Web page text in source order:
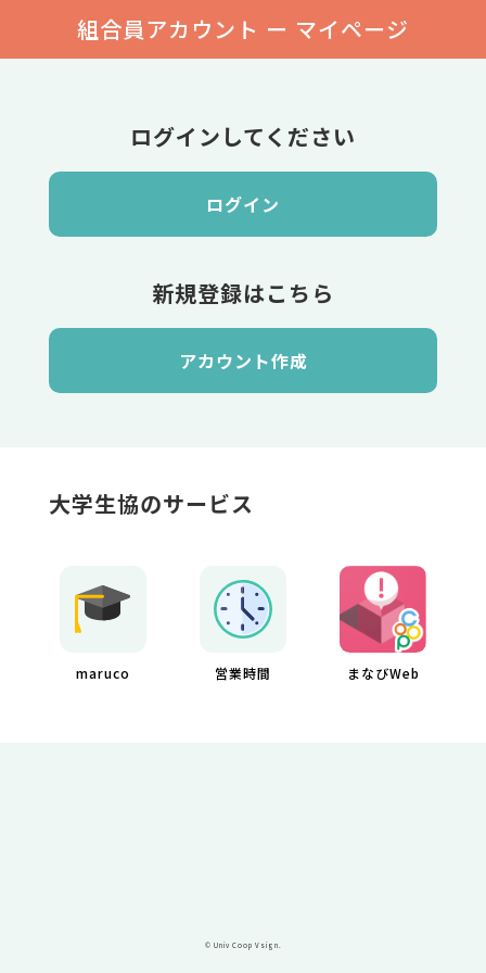
組合員アカウント ー マイページ
ログインしてください
ログイン
新規登録はこちら
アカウント作成
大学生協のサービス
maruco 営業時間 まなびWeb
© Univ Coop Vsign.